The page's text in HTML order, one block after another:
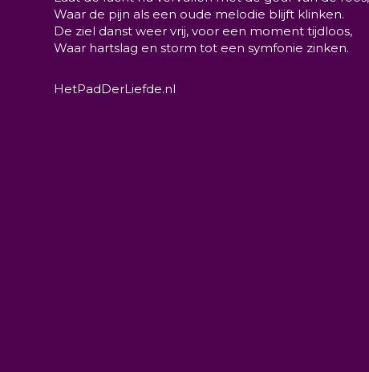
Waar de pijn als een oude melodie blijft klinken.
De ziel danst weer vrij, voor een moment tijdloos,
Waar hartslag en storm tot een symfonie zinken.
HetPadDerLiefde.nl